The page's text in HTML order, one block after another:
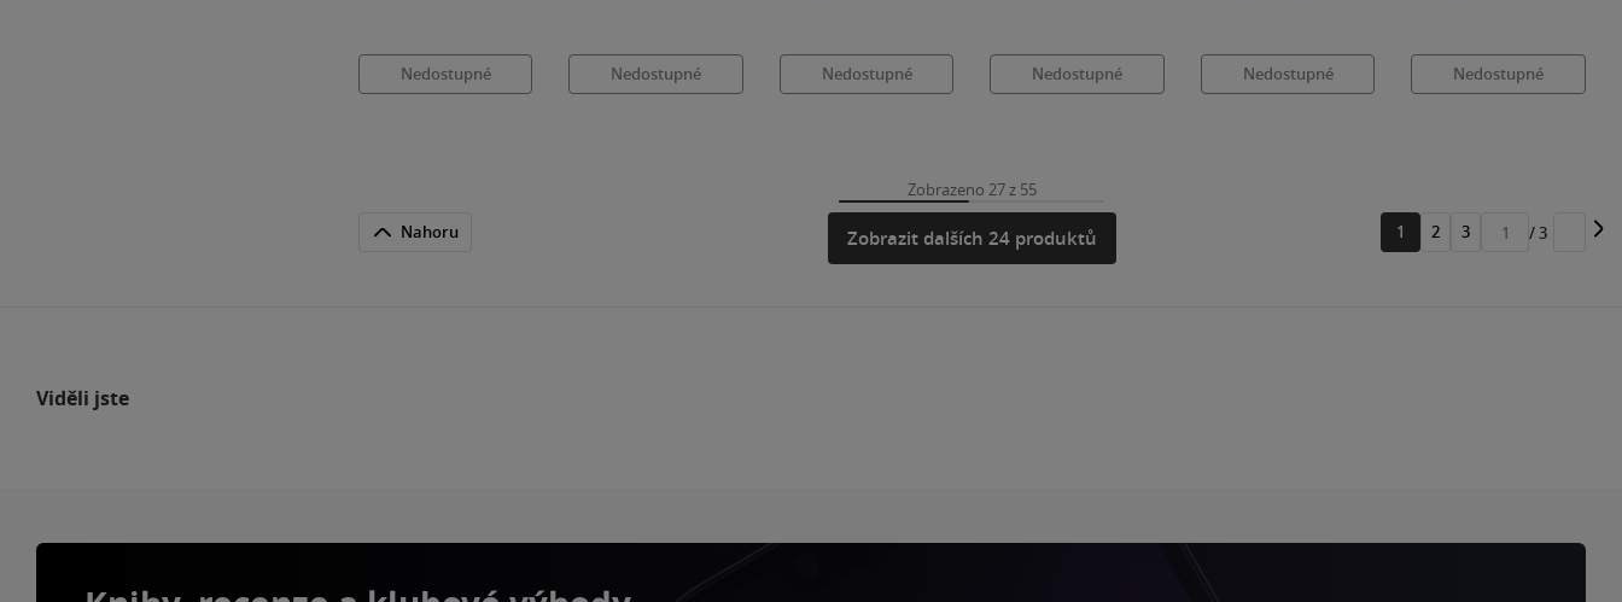
Nedostupné Nedostupné Nedostupné Nedostupné Nedostupné Nedostupné
Nahoru
Zobrazeno 27 z 55
Zobrazit dalších 24 produktů 1 2 3
Přejít
/ 3
Viděli jste